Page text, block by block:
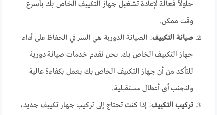
حلولاً فعالة لإعادة تشغيل جهاز التكييف الخاص بك بأسرع
وقت ممكن.
صيانة التكييف: الصيانة الدورية هي السر في الحفاظ على أداء
جهاز التكييف الخاص بك. نحن نقدم خدمات صيانة دورية
للتأكد من أن جهاز التكييف الخاص بك يعمل بكفاءة عالية
ولتجنب أي أعطال مستقبلية.
تركيب التكييف: إذا كنت تحتاج إلى تركيب جهاز تكييف جديد،